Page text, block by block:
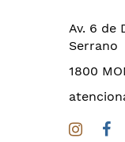
Av. 6 de
Serrano
1800